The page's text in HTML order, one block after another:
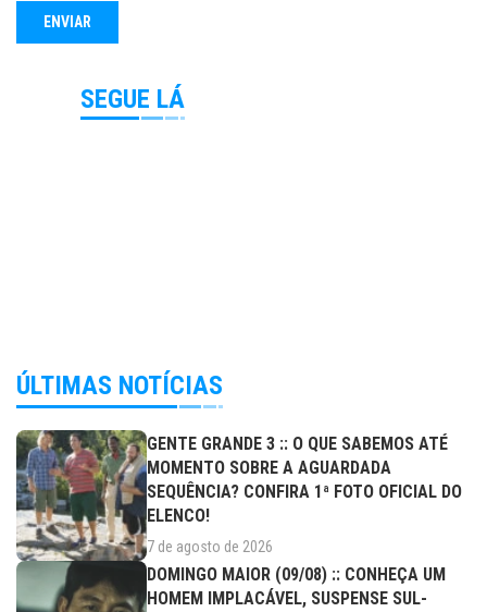
SEGUE LÁ
ÚLTIMAS NOTÍCIAS
GENTE GRANDE 3 :: O QUE SABEMOS ATÉ
MOMENTO SOBRE A AGUARDADA
SEQUÊNCIA? CONFIRA 1ª FOTO OFICIAL DO
ELENCO!
7 de agosto de 2026
DOMINGO MAIOR (09/08) :: CONHEÇA UM
HOMEM IMPLACÁVEL, SUSPENSE SUL-